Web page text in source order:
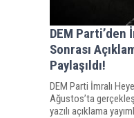
DEM Parti’den
Sonrası
Paylaşıldı!
DEM Parti İmralı
Ağustos’ta
yazılı açıklama